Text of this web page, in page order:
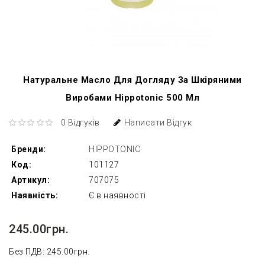
Натуральне Масло Для Догляду За Шкіряними
Виробами Hippotonic 500 Мл
0 Відгуків Написати Відгук
Бренди:
HIPPOTONIC
Код:
101127
Артикул:
707075
Наявність:
Є в наявності
245.00грн.
Без ПДВ: 245.00грн.